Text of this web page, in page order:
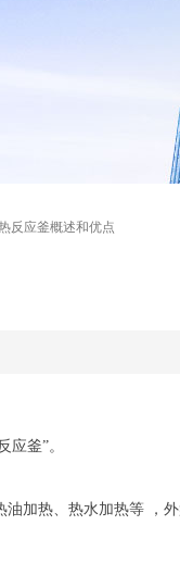
反应釜概述和优点
应釜”。
油加热、热水加热等 ，